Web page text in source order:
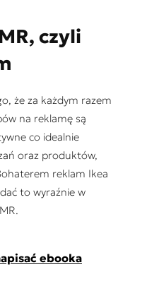
czyli
że za każdym razem
na reklamę są
co idealnie
oraz produktów,
reklam Ikea
to wyraźnie w
ebooka